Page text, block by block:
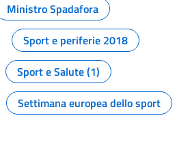
Ministro Spadafora
Sport e periferie 2018
Sport e Salute (1)
Settimana europea dello sport